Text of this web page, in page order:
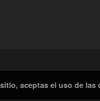
aceptas el uso de las